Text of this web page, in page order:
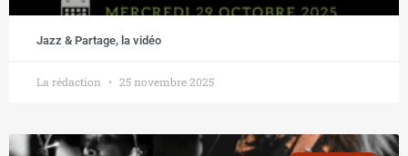
Jazz & Partage, la vidéo
La rédaction 25 novembre 2025